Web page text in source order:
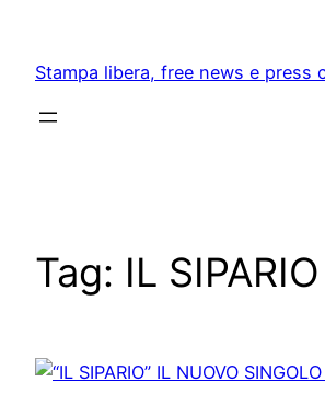
content
Stampa libera, free news e press
Tag: IL SIPARIO